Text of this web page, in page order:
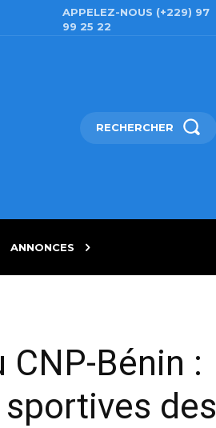
APPELEZ-NOUS (+229) 97
99 25 22
RECHERCHER
ANNONCES
Bénin :
des